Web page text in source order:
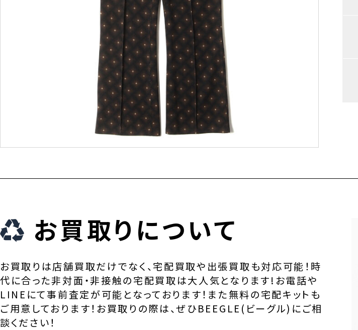
お買取りについて
お買取りは店舗買取だけでなく、宅配買取や出張買取も対応可能！時
代に合った非対面・非接触の宅配買取は大人気となります!お電話や
LINEにて事前査定が可能となっております！また無料の宅配キットも
ご用意しております！お買取りの際は、ぜひBEEGLE(ビーグル)にご相
談ください！